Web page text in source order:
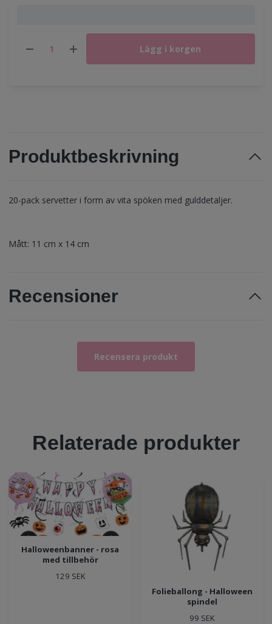
Lägg i korgen
Produktbeskrivning
20-pack servetter i form av vita spöken med gulddetaljer.
Mått: 11 cm x 14 cm
Recensioner
Recensera produkt
Relaterade produkter
Halloweenbanner - rosa
med tillbehör
129 SEK
Folieballong - Halloween
spindel
99 SEK